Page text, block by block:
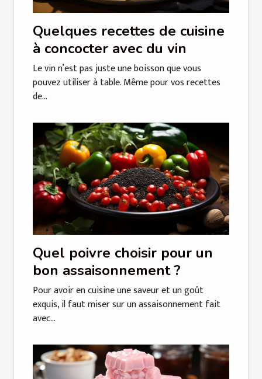
Quelques recettes de cuisine
à concocter avec du vin
Le vin n’est pas juste une boisson que vous
pouvez utiliser à table. Même pour vos recettes
de...
Quel poivre choisir pour un
bon assaisonnement ?
Pour avoir en cuisine une saveur et un goût
exquis, il faut miser sur un assaisonnement fait
avec...